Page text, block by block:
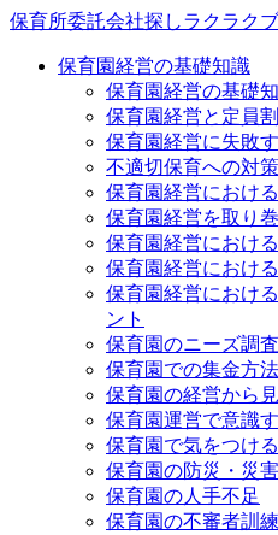
保育所委託会社探しラクラク
保育園経営の基礎知識
保育園経営の基礎
保育園経営と定員
保育園経営に失敗
不適切保育への対
保育園経営におけ
保育園経営を取り
保育園経営におけ
保育園経営におけ
保育園経営におけ
ント
保育園のニーズ調
保育園での集金方
保育園の経営から
保育園運営で意識
保育園で気をつけ
保育園の防災・災
保育園の人手不足
保育園の不審者訓練